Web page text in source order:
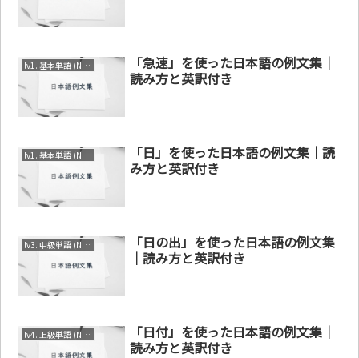
lv1. 基本単語 (N4～N5)
「急速」を使った日本語の例文集｜
読み方と英訳付き
lv1. 基本単語 (N4～N5)
「日」を使った日本語の例文集｜読
み方と英訳付き
lv3. 中級単語 (N2～N3)
「日の出」を使った日本語の例文集
｜読み方と英訳付き
lv4. 上級単語 (N1～N2)
「日付」を使った日本語の例文集｜
読み方と英訳付き